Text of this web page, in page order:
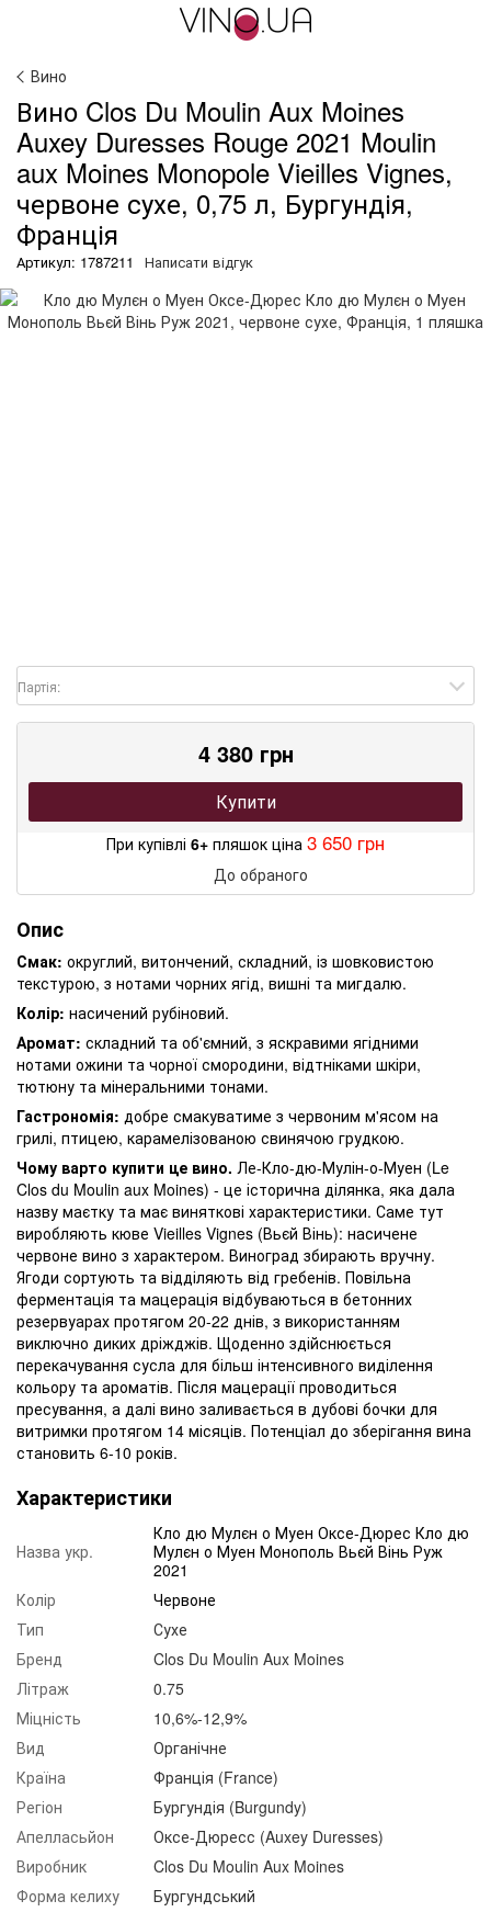
Вино
Вино Clos Du Moulin Aux Moines
Auxey Duresses Rouge 2021 Moulin
aux Moines Monopole Vieilles Vignes,
червоне сухе, 0,75 л, Бургундія,
Франція
Артикул: 1787211 Написати відгук
Партія:
4 380 грн
Купити
При купівлі 6+ пляшок ціна 3 650 грн
До обраного
Опис
Смак: округлий, витончений, складний, із шовковистою
текстурою, з нотами чорних ягід, вишні та мигдалю.
Колір: насичений рубіновий.
Аромат: складний та об'ємний, з яскравими ягідними
нотами ожини та чорної смородини, відтніками шкіри,
тютюну та мінеральними тонами.
Гастрономія: добре смакуватиме з червоним м'ясом на
грилі, птицею, карамелізованою свинячою грудкою.
Чому варто купити це вино. Ле-Кло-дю-Мулін-о-Муен (Le
Clos du Moulin aux Moines) - це історична ділянка, яка дала
назву маєтку та має виняткові характеристики. Саме тут
виробляють кюве Vieilles Vignes (Вьєй Вінь): насичене
червоне вино з характером. Виноград збирають вручну.
Ягоди сортують та відділяють від гребенів. Повільна
ферментація та мацерація відбуваються в бетонних
резервуарах протягом 20-22 днів, з використанням
виключно диких дріжджів. Щоденно здійснюється
перекачування сусла для більш інтенсивного виділення
кольору та ароматів. Після мацерації проводиться
пресування, а далі вино заливається в дубові бочки для
витримки протягом 14 місяців. Потенціал до зберігання вина
становить 6-10 років.
Характеристики
Назва укр.
Кло дю Мулєн о Муен Оксе-Дюрес Кло дю
Мулєн о Муен Монополь Вьєй Вінь Руж
2021
Колір
Червоне
Тип
Сухе
Бренд
Clos Du Moulin Aux Moines
Літраж
0.75
Міцність
10,6%-12,9%
Вид
Органічне
Країна
Франція (France)
Регіон
Бургундія (Burgundy)
Апелласьйон
Оксе-Дюресс (Auxey Duresses)
Виробник
Clos Du Moulin Aux Moines
Форма келиху
Бургундський